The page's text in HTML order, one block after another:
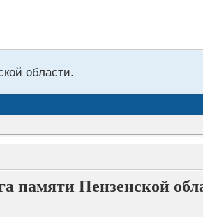
области.
памяти Пензенской